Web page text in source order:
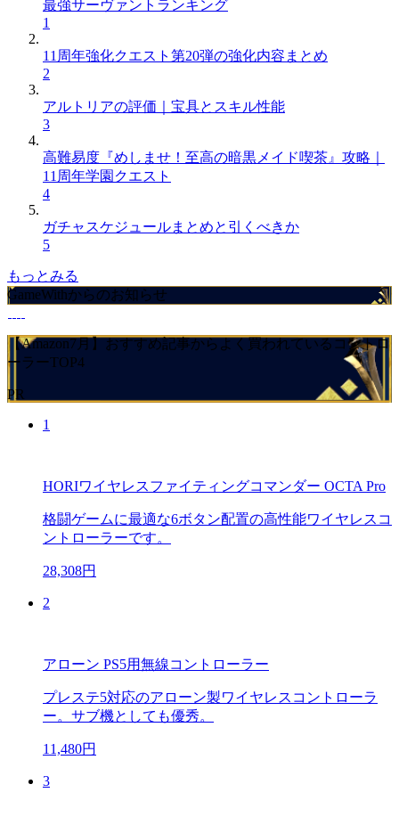
最強サーヴァントランキング
1
11周年強化クエスト第20弾の強化内容まとめ
2
アルトリアの評価｜宝具とスキル性能
3
高難易度『めしませ！至高の暗黒メイド喫茶』攻略｜
11周年学園クエスト
4
ガチャスケジュールまとめと引くべきか
5
もっとみる
GameWithからのお知らせ
【Amazon7月】おすすめ記事からよく買われているコントロ
ーラーTOP4
PR
1
HORIワイヤレスファイティングコマンダー OCTA Pro
格闘ゲームに最適な6ボタン配置の高性能ワイヤレスコ
ントローラーです。
28,308円
2
アローン PS5用無線コントローラー
プレステ5対応のアローン製ワイヤレスコントローラ
ー。サブ機としても優秀。
11,480円
3